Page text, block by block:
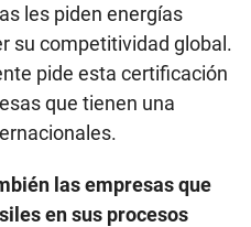
les piden energías
su competitividad global.
pide esta certificación
que tienen una
las empresas que
en sus procesos